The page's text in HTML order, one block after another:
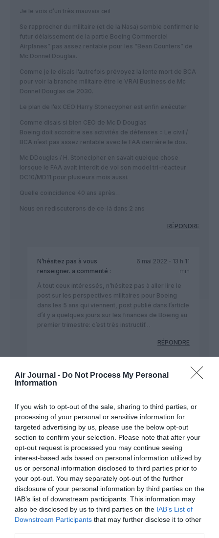
Air Journal - Do Not Process My Personal
Information
If you wish to opt-out of the sale, sharing to third parties, or
processing of your personal or sensitive information for
targeted advertising by us, please use the below opt-out
section to confirm your selection. Please note that after your
opt-out request is processed you may continue seeing
interest-based ads based on personal information utilized by
us or personal information disclosed to third parties prior to
your opt-out. You may separately opt-out of the further
disclosure of your personal information by third parties on the
IAB’s list of downstream participants. This information may
also be disclosed by us to third parties on the IAB’s List of
Downstream Participants that may further disclose it to other
Je le vois d’un très mauvais œil
Se rapprocher du militaire (et de la Nasa) semble confirmer le
futur délaissement de la partie Boeing Commerciel
Airplanes” pas assez rentable pour les “Bean Counters” de
Mc Donnel Douglas.
Comme je le disais l’autrefois prévoyez la lente mort de BCA
pour voir la branche militaire être le VRAI Business de Mc
Donnel Douglas de 2030.
Le plan de l’ex CEO Harry Stonecypher est enfin exécuter
Comme disais si bien CEO de Mc D Douglas
Boeing doit accroître ses activités de défenses = Le civil /
BCA n’est pas assez rentable avec le FAA derrière le dos.
Mc DDouglas / H. Stonecipher en savait quelque chose
lorsque le FAA avait interdit de vol son model tri-réacteur
DC10/MD11 pour plusieurs mois aussi.
Quelle coincidence 40 ans après…
Nous en rediscuterons de ce-là dans 2 ans
RÉPONDRE
N’hésitez pas à vous
renseigner. a commenté :
6 mai 2022 - 13 h 11
min
À tout ceux intéressés, n’hésitez pas à aller lire le
post sur les perspectives militaires pour Boeing
dans les 5 ans qui viennent, post publié dans l’article
d’il y a quelques jours sur les finances de Boeing au
premier trimestre: c’est très instructif…
RÉPONDRE
CHECKLOST a commenté :
6 mai 2022 - 17 h 45
Aurais tu des flashs de lucidité tout à coup toi le
grand rédacteur en chef d AJ qui prétend que
Boeing est immortel ?
Il y a peu tu disais que 2022 serait l année de son
retour au premier plan de grâce à ta formule
magique favorite : Le cash flow des livraisons des
merveilleuses machines de ton boss le 787 737
MAX etc..
Je te dis depuis des mois que le département civil
de Boeing est en faillite et tu me traites de menteur
semblerait que comme tous les trolls tu aies la